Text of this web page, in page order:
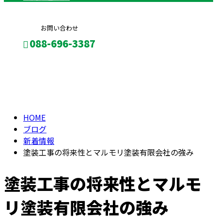
お問い合わせ
088-696-3387
HOME
ブログ
新着情報
塗装工事の将来性とマルモリ塗装有限会社の強み
塗装工事の将来性とマルモ
リ塗装有限会社の強み